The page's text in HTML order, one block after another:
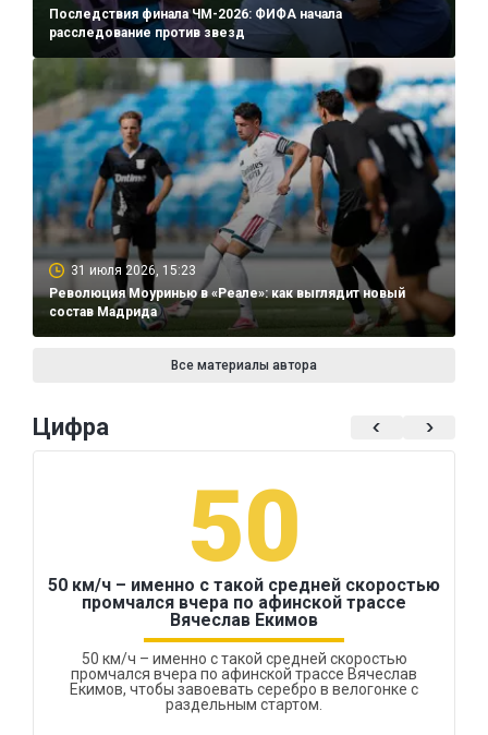
Последствия финала ЧМ-2026: ФИФА начала
расследование против звезд
31 июля 2026, 15:23
Революция Моуринью в «Реале»: как выглядит новый
состав Мадрида
Все материалы автора
Цифра
50
50 км/ч – именно с такой средней скоростью
промчался вчера по афинской трассе
Вячеслав Екимов
50 км/ч – именно с такой средней скоростью
промчался вчера по афинской трассе Вячеслав
Екимов, чтобы завоевать серебро в велогонке с
раздельным стартом.